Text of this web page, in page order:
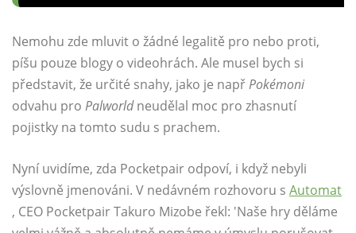
Nemohu zde mluvit o žádné legalitě pro nebo proti,
píšu pouze blogy o videohrách. Ale musel bych si
představit, že určité snahy, jako je napřPokémoni
odvahu pro Palworld neudělal moc pro zhasnutí
pojistky na tomto sudu s prachem.
Nyní uvidíme, zda Pocketpair odpoví, i když nebyli
výslovně jmenováni. V nedávném rozhovoru s Automat
, CEO Pocketpair Takuro Mizobe řekl: 'Naše hry děláme